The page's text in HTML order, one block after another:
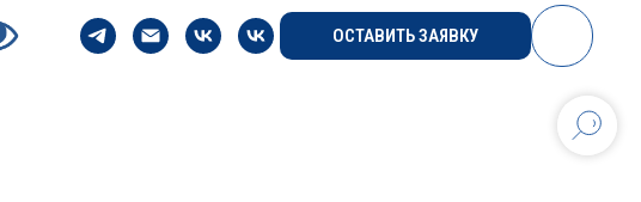
ОСТАВИТЬ ЗАЯВКУ